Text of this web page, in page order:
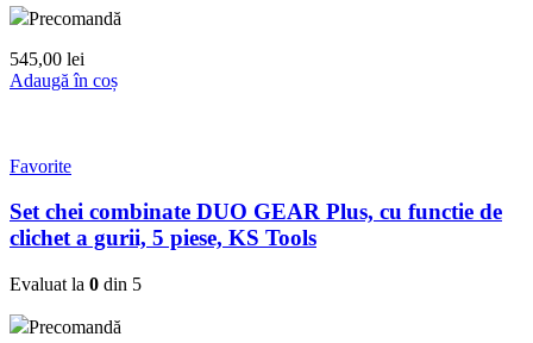
Precomandă
545,00 lei
Adaugă în coș
Favorite
Set chei combinate DUO GEAR Plus, cu functie de
clichet a gurii, 5 piese, KS Tools
Evaluat la 0 din 5
Precomandă